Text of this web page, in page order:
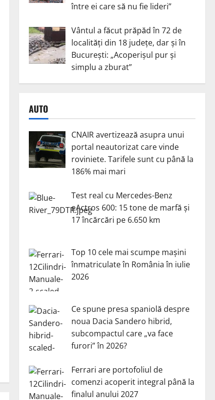
între ei care să nu fie lideri”
Vântul a făcut prăpăd în 72 de
localități din 18 județe, dar și în
București: „Acoperișul pur și
simplu a zburat”
AUTO
CNAIR avertizează asupra unui
portal neautorizat care vinde
roviniete. Tarifele sunt cu până la
186% mai mari
Test real cu Mercedes-Benz
eActros 600: 15 tone de marfă și
17 încărcări pe 6.650 km
Top 10 cele mai scumpe mașini
înmatriculate în România în iulie
2026
Ce spune presa spaniolă despre
noua Dacia Sandero hibrid,
subcompactul care „va face
furori” în 2026?
Ferrari are portofoliul de
comenzi acoperit integral până la
finalul anului 2027